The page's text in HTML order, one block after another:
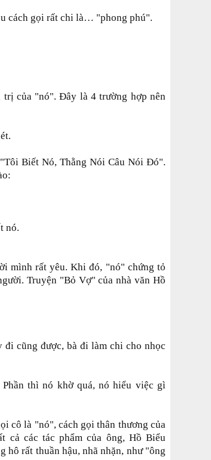
cách gọi rất chi là… "phong phú".
của "nó". Đây là 4 trường hợp nên
Biết Nó, Thằng Nói Câu Nói Đó".
nó.
mình rất yêu. Khi đó, "nó" chứng tỏ
Truyện "Bỏ Vợ" của nhà văn Hồ
cũng được, bà đi làm chi cho nhọc
thì nó khờ quá, nó hiểu việc gì
cô là "nó", cách gọi thân thương của
cả các tác phẩm của ông, Hồ Biểu
hô rất thuần hậu, nhã nhặn, như "ông